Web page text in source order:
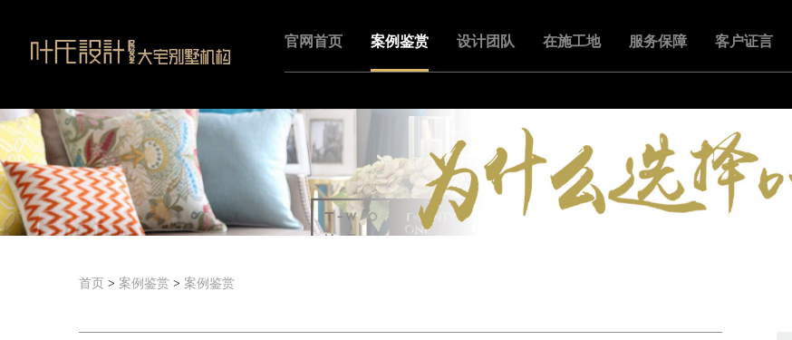
官网首页 案例鉴赏 设计团队 在施工地 服务保障 客户证言
首页 > 案例鉴赏 > 案例鉴赏